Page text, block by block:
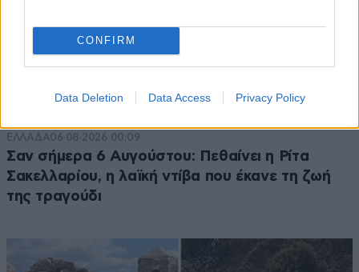
CONFIRM
Data Deletion Data Access Privacy Policy
ΕΛΛΑΔΑ06·08·2026 00:09
Σαν σήμερα 6 Αυγούστου: Πεθαίνει η Ρίτα
Σακελλαρίου, η λαϊκή ντίβα που έκανε τη ζωή
της τραγούδι